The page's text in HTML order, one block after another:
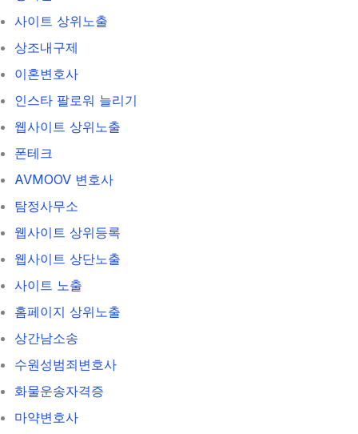
사이트 상위노출
상조내구제
이혼변호사
인스타 팔로워 늘리기
웹사이트 상위노출
폰테크
AVMOOV 변호사
탐정사무소
웹사이트 상위등록
웹사이트 상단노출
사이트 노출
홈페이지 상위노출
상간남소송
수원성범죄변호사
화물운송자격증
마약변호사